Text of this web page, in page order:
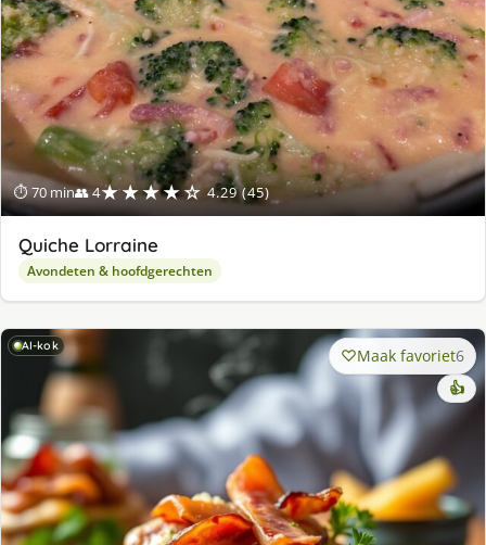
⏱ 70 min👥 4★★★★☆ 4.29 (45)
Quiche Lorraine
Avondeten & hoofdgerechten
AI-kok Maak favoriet6
👍